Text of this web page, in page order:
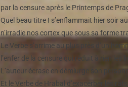
par la censure après le Printemps de
Quel beau titre ! s’enflammait hier soir
n’irradie nos cortex que sous sa forme
Le Verbe s’arrime au plus près d’un
l’enfer de la censure qui réduit à rien
L’auteur écrase en démiurge son
Et le Verbe de Hrabal d’exacerber les